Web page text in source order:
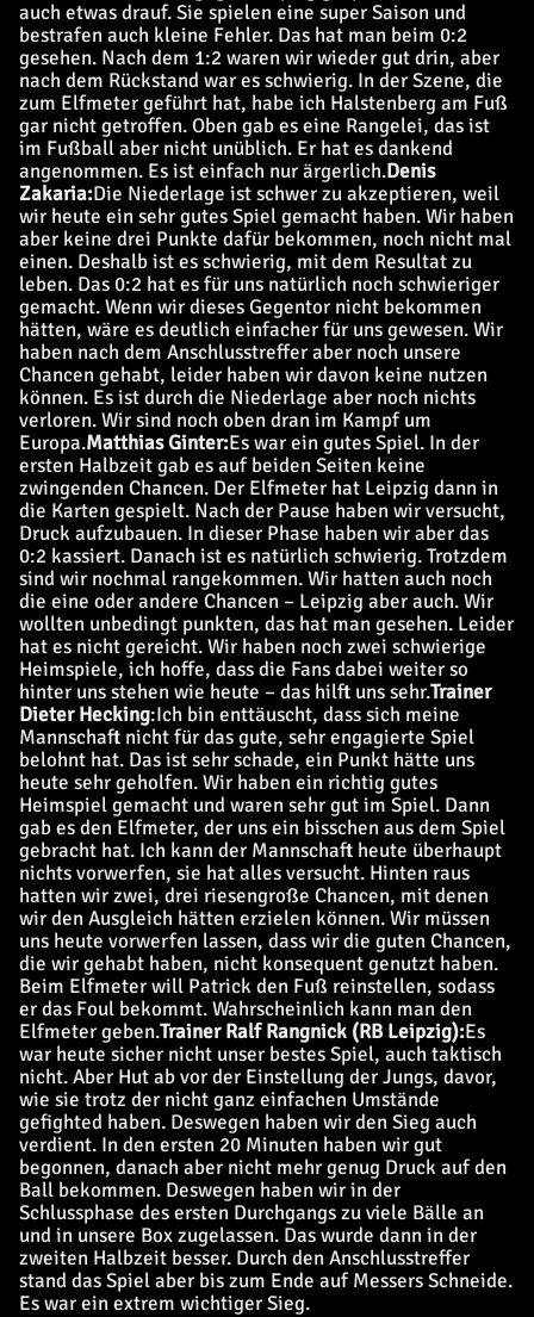
auch etwas drauf. Sie spielen eine super Saison und
bestrafen auch kleine Fehler. Das hat man beim 0:2
gesehen. Nach dem 1:2 waren wir wieder gut drin, aber
nach dem Rückstand war es schwierig. In der Szene, die
zum Elfmeter geführt hat, habe ich Halstenberg am Fuß
gar nicht getroffen. Oben gab es eine Rangelei, das ist
im Fußball aber nicht unüblich. Er hat es dankend
angenommen. Es ist einfach nur ärgerlich.Denis
Zakaria:Die Niederlage ist schwer zu akzeptieren, weil
wir heute ein sehr gutes Spiel gemacht haben. Wir haben
aber keine drei Punkte dafür bekommen, noch nicht mal
einen. Deshalb ist es schwierig, mit dem Resultat zu
leben. Das 0:2 hat es für uns natürlich noch schwieriger
gemacht. Wenn wir dieses Gegentor nicht bekommen
hätten, wäre es deutlich einfacher für uns gewesen. Wir
haben nach dem Anschlusstreffer aber noch unsere
Chancen gehabt, leider haben wir davon keine nutzen
können. Es ist durch die Niederlage aber noch nichts
verloren. Wir sind noch oben dran im Kampf um
Europa.Matthias Ginter:Es war ein gutes Spiel. In der
ersten Halbzeit gab es auf beiden Seiten keine
zwingenden Chancen. Der Elfmeter hat Leipzig dann in
die Karten gespielt. Nach der Pause haben wir versucht,
Druck aufzubauen. In dieser Phase haben wir aber das
0:2 kassiert. Danach ist es natürlich schwierig. Trotzdem
sind wir nochmal rangekommen. Wir hatten auch noch
die eine oder andere Chancen – Leipzig aber auch. Wir
wollten unbedingt punkten, das hat man gesehen. Leider
hat es nicht gereicht. Wir haben noch zwei schwierige
Heimspiele, ich hoffe, dass die Fans dabei weiter so
hinter uns stehen wie heute – das hilft uns sehr.Trainer
Dieter Hecking:Ich bin enttäuscht, dass sich meine
Mannschaft nicht für das gute, sehr engagierte Spiel
belohnt hat. Das ist sehr schade, ein Punkt hätte uns
heute sehr geholfen. Wir haben ein richtig gutes
Heimspiel gemacht und waren sehr gut im Spiel. Dann
gab es den Elfmeter, der uns ein bisschen aus dem Spiel
gebracht hat. Ich kann der Mannschaft heute überhaupt
nichts vorwerfen, sie hat alles versucht. Hinten raus
hatten wir zwei, drei riesengroße Chancen, mit denen
wir den Ausgleich hätten erzielen können. Wir müssen
uns heute vorwerfen lassen, dass wir die guten Chancen,
die wir gehabt haben, nicht konsequent genutzt haben.
Beim Elfmeter will Patrick den Fuß reinstellen, sodass
er das Foul bekommt. Wahrscheinlich kann man den
Elfmeter geben.Trainer Ralf Rangnick (RB Leipzig):Es
war heute sicher nicht unser bestes Spiel, auch taktisch
nicht. Aber Hut ab vor der Einstellung der Jungs, davor,
wie sie trotz der nicht ganz einfachen Umstände
gefighted haben. Deswegen haben wir den Sieg auch
verdient. In den ersten 20 Minuten haben wir gut
begonnen, danach aber nicht mehr genug Druck auf den
Ball bekommen. Deswegen haben wir in der
Schlussphase des ersten Durchgangs zu viele Bälle an
und in unsere Box zugelassen. Das wurde dann in der
zweiten Halbzeit besser. Durch den Anschlusstreffer
stand das Spiel aber bis zum Ende auf Messers Schneide.
Es war ein extrem wichtiger Sieg.